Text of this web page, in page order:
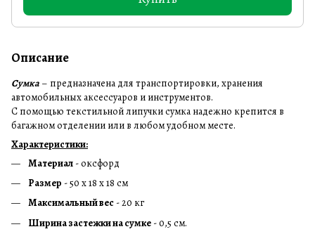
Описание
Сумка – предназначена для транспортировки, хранения
автомобильных аксессуаров и инструментов.
С помощью текстильной липучки сумка надежно крепится в
багажном отделении или в любом удобном месте.
Характеристики:
Материал - оксфорд
Размер - 50 х 18 х 18 см
Максимальный вес - 20 кг
Ширина застежки на сумке - 0,5 см.